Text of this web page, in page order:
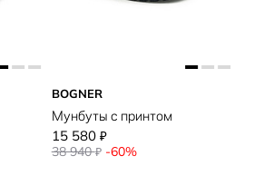
BOGNER
Мунбуты с принтом
15 580 ₽
38 940₽ -60%